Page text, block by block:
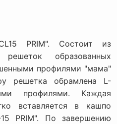
PRIM". Состоит из
образованных
профилями "мама"
решетка обрамлена L-
профилями. Каждая
вставляется в кашпо
PRIM". По завершению